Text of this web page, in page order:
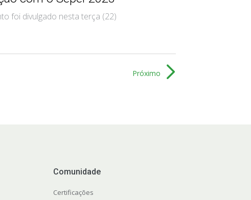
foi divulgado nesta terça (22)
Próximo
Comunidade
Certificações